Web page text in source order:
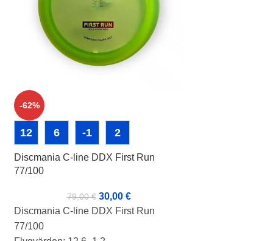
-62%
12 6 -1 2
Discmania C-line DDX First Run
77/100
79,00€ 30,00 €
Discmania C-line DDX First Run
77/100